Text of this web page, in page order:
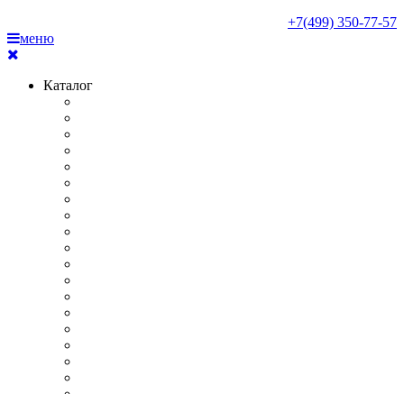
+7(499) 350-77-57
меню
Каталог